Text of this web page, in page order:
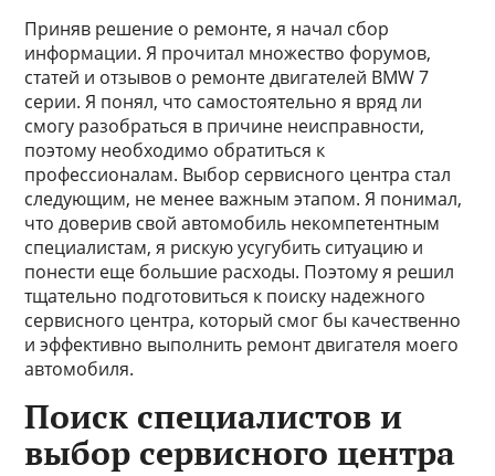
Приняв решение о ремонте, я начал сбор
информации. Я прочитал множество форумов,
статей и отзывов о ремонте двигателей BMW 7
серии. Я понял, что самостоятельно я вряд ли
смогу разобраться в причине неисправности,
поэтому необходимо обратиться к
профессионалам. Выбор сервисного центра стал
следующим, не менее важным этапом. Я понимал,
что доверив свой автомобиль некомпетентным
специалистам, я рискую усугубить ситуацию и
понести еще большие расходы. Поэтому я решил
тщательно подготовиться к поиску надежного
сервисного центра, который смог бы качественно
и эффективно выполнить ремонт двигателя моего
автомобиля.
Поиск специалистов и
выбор сервисного центра